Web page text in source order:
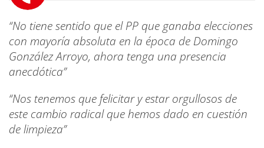
“No tiene sentido que el PP que ganaba elecciones
con mayoría absoluta en la época de Domingo
González Arroyo, ahora tenga una presencia
anecdótica”
“Nos tenemos que felicitar y estar orgullosos de
este cambio radical que hemos dado en cuestión
de limpieza”